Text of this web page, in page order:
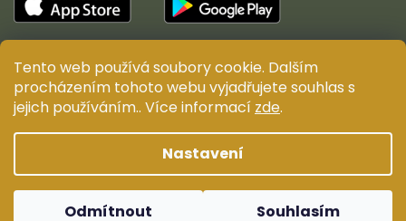
Tento web používá soubory cookie. Dalším
procházením tohoto webu vyjadřujete souhlas s
jejich používáním.. Více informací zde.
Nastavení
Odmítnout Souhlasím
© ANTIUM AURUM s.r.o. Všechna práva vyhrazena.
Kopírování, duplikování, reprodukce a distribuce
obsahu jsou bez předchozího písemného souhlasu
Design ANTIUM AURUM s.r.o.Shoptak.cz